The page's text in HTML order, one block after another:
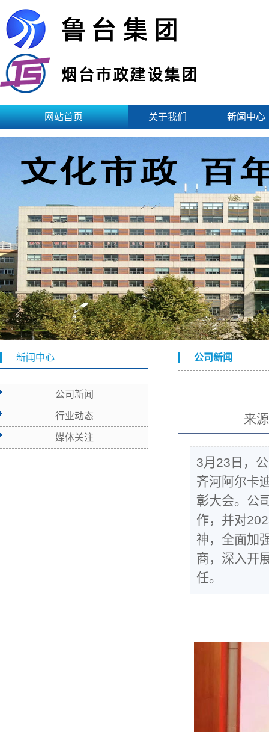
网站首页 关于我们 新闻中心
新闻中心
公司新闻
行业动态
媒体关注
公司新闻
来
3月23日，
齐河阿尔卡
彰大会。公
作，并对
神，全面加
商，深入开
任。